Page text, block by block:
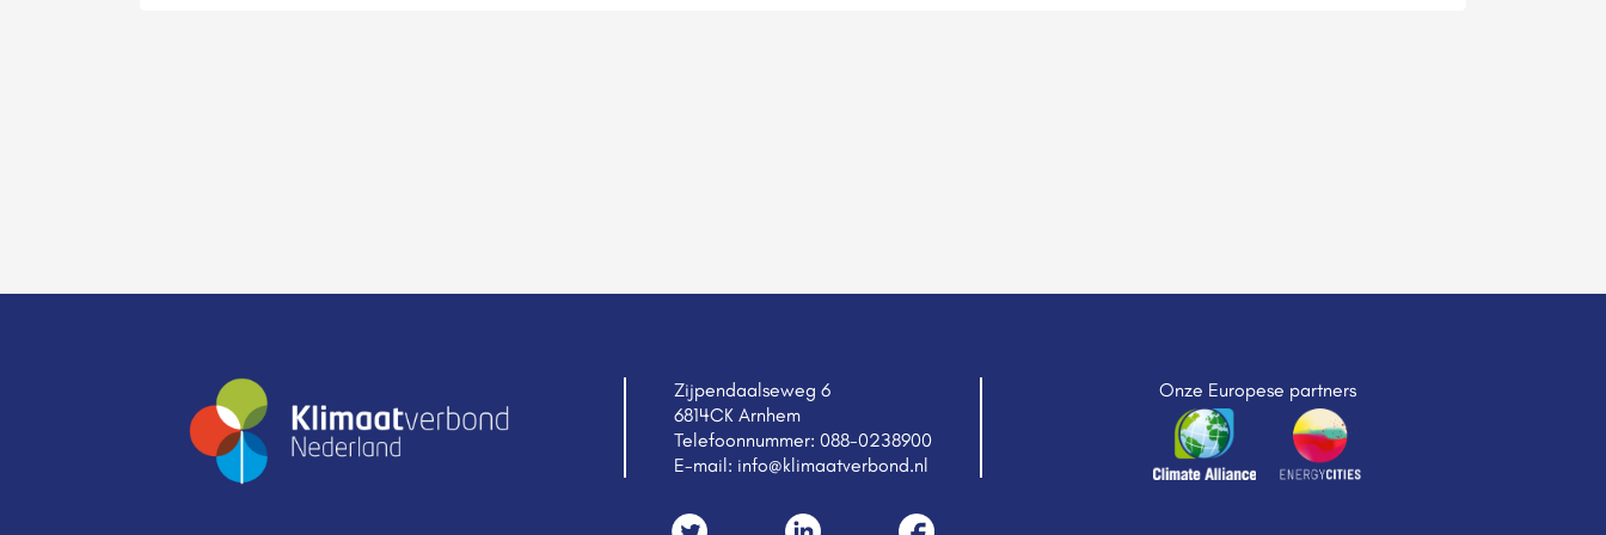
Zijpendaalseweg 6
6814CK Arnhem
Telefoonnummer: 088-0238900
E-mail: info@klimaatverbond.nl
Onze Europese partners